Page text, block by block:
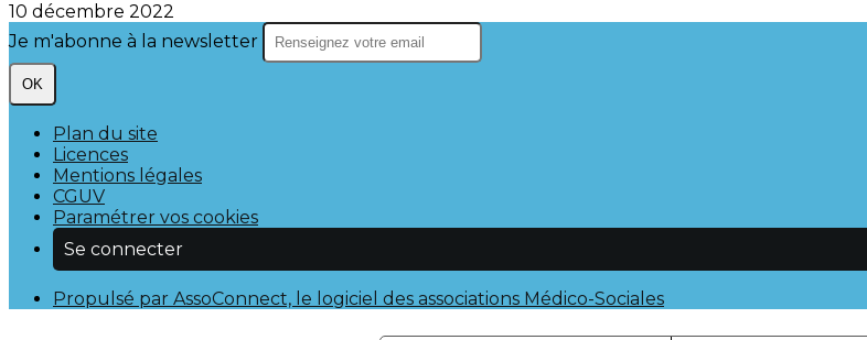
10 décembre 2022
Je m'abonne à la newsletter
OK
Plan du site
Licences
Mentions légales
CGUV
Paramétrer vos cookies
Se connecter
Propulsé par AssoConnect, le logiciel des associations Médico-Sociales